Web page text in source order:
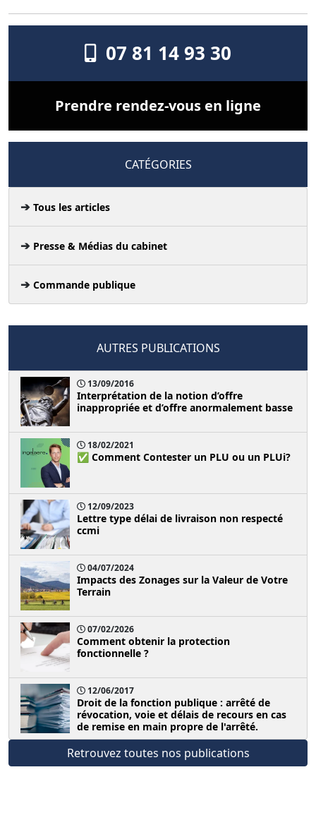
07 81 14 93 30
Prendre rendez-vous en ligne
CATÉGORIES
Tous les articles
Presse & Médias du cabinet
Commande publique
AUTRES PUBLICATIONS
13/09/2016
Interprétation de la notion d’offre
inappropriée et d’offre anormalement basse
18/02/2021
✅ Comment Contester un PLU ou un PLUi?
12/09/2023
Lettre type délai de livraison non respecté
ccmi
04/07/2024
Impacts des Zonages sur la Valeur de Votre
Terrain
07/02/2026
Comment obtenir la protection
fonctionnelle ?
12/06/2017
Droit de la fonction publique : arrêté de
révocation, voie et délais de recours en cas
de remise en main propre de l'arrêté.
Retrouvez toutes nos publications